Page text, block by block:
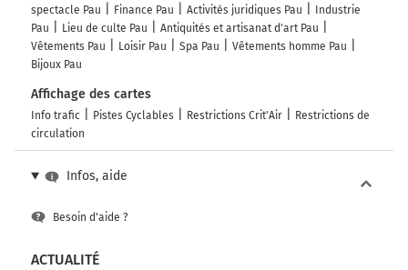
spectacle Pau
Finance Pau Activités juridiques Pau
Industrie
Pau
Lieu de culte Pau
Antiquités et artisanat d'art Pau
Vêtements Pau
Loisir Pau Spa Pau
Vêtements homme Pau
Bijoux Pau
Affichage des cartes
Info trafic Pistes Cyclables Restrictions Crit'Air
Restrictions de
circulation
Infos, aide
Besoin d'aide ?
ACTUALITÉ